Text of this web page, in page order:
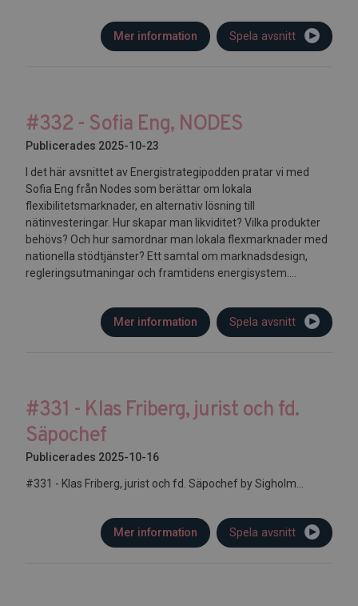
Spela avsnitt
Mer information
#332 - Sofia Eng, NODES
Publicerades 2025-10-23
I det här avsnittet av Energistrategipodden pratar vi med
Sofia Eng från Nodes som berättar om lokala
flexibilitetsmarknader, en alternativ lösning till
nätinvesteringar. Hur skapar man likviditet? Vilka produkter
behövs? Och hur samordnar man lokala flexmarknader med
nationella stödtjänster? Ett samtal om marknadsdesign,
regleringsutmaningar och framtidens energisystem....
Spela avsnitt
Mer information
#331 - Klas Friberg, jurist och fd.
Säpochef
Publicerades 2025-10-16
#331 - Klas Friberg, jurist och fd. Säpochef by Sigholm...
Spela avsnitt
Mer information